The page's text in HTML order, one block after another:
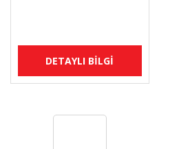
DETAYLI BİLGİ